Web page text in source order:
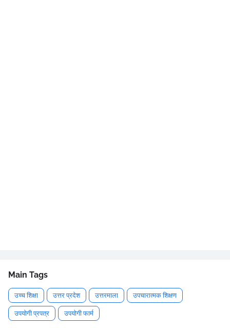
Main Tags
उच्च शिक्षा उत्तर प्रदेश उत्तरमाला उपचारात्मक शिक्षण
उपयोगी प्रपत्र उपयोगी फार्म